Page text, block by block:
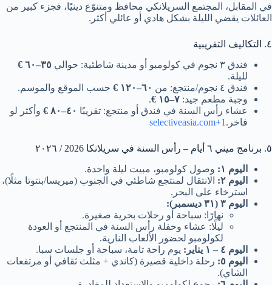
في المقابل، المجتمع السريلانكي محافظ ومتنوّع دينيًا، فجزء كبير من
العائلات يقضي الليلة بشكل هادي أو عائلي أكثر.
٤. التكاليف التقريبية
فندق ٣ نجوم في كولومبو أو مدينة شاطئية: حوالي
٣٥–٦٠ €
لليلة.
فندق ٤ نجوم/منتجع: من
٦٠–١٢٠ €
حسب الموقع والموسم.
وجبة مطعم جيد: ٧–١٥ €
.
عشاء رأس السنة في فندق أو منتجع: تقريبًا ٤٠–٨٠ €
وأكثر لو
فاخر. selectiveasia.com+1
٥. برنامج ميني ٦ أيام – رأس السنة في سريلانكا 2026 / ٢٠٢٦
اليوم ١:
وصول كولومبو، مبيت ليلة واحدة.
اليوم ٢:
الانتقال لمنتجع شاطئي في الجنوب (ميريسا/بنتوتا مثلًا)،
استرخاء على البحر.
اليوم ٣ (٣١ ديسمبر):
نهارًا: سباحة أو رحلات بحرية صغيرة.
ليلًا: عشاء وحفلة رأس السنة في المنتجع أو العودة
لكولومبو لحضور الألعاب النارية.
اليوم ٤ – ١ يناير:
يوم راحة تامة، سباحة أو جلسات سبا.
اليوم ٥:
رحلة داخلية قصيرة (كاندي + مثلث ثقافي أو مرتفعات
الشاي).